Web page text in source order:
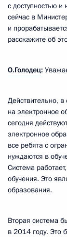
с доступностью
сейчас в
и
расскажите об
О.Голодец:
Действительно,
на электронное
сегодня
электронное
все ребята с
нуждаются в
Система
обучения. Это
образования.
Вторая система
в 2014 году. Это